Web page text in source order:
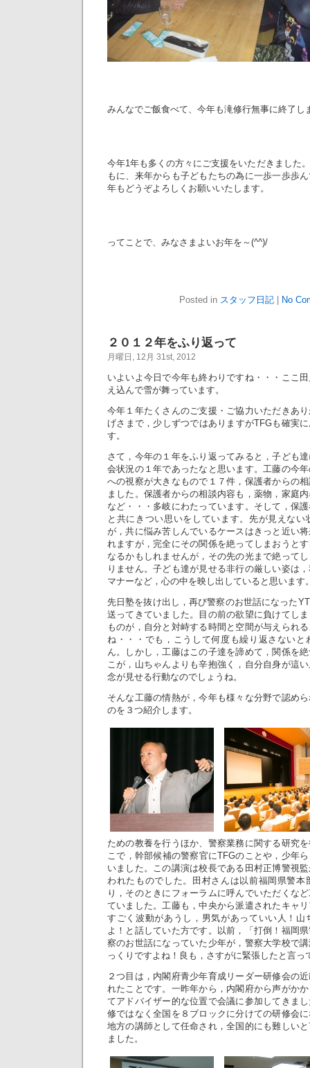
みんなでご飯食べて、今年も滝修行無事に終了
今年1年も多くの方々にご支援をいただきました
もに、来年からも子どもたちの為に一歩一歩歩
年もどうぞよろしくお願いいたします。
ってことで、みなさまよいお年を～(^^)/
Posted in スタッフ日記 No
２０１２年をふり返って
月曜日, 12月 31st, 2012
いよいよ今日で今年も終わりですね・・・ここ
え込んで雪が舞っています。
今年１年たくさんのご支援・ご協力いただきあ
げさまで，少しずつではありますがTFGも確実
す。
さて，今年の１年をふり返ってみると，子ども
会状況の１年であったなと思います。工藤の今
への視察が大きなもので１７件，保護者からの
ました。保護者からの相談内容も，薬物，家庭
など・・・多岐にわたっています。そして，保
と共にきつい思いをしています。先が見えな
が，共に悩み苦しんでいるケースはきっと近い
れますが，完全にその関係を絶ってしまおうと
なるかもしれませんが，その先の光まで絶って
りません。子ども達が見せる非行の厳しい姿は
マナーなど，心の中を映し出していると思います
先日塾を抜け出し，再び警察のお世話になった
送ってきていました。目の前の欲望に負けてし
ものが，自分と対峙する時間と空間が与えられ
ね・・・でも，こうして何度も繰り返さないと
ん。しかし，工藤はこの子達を諦めて，関係を
こが，山ちゃんよりも辛抱強く，自分自身が這
念が見せる行動なのでしょうね。
そんな工藤の情熱が，今年も様々な分野で認め
のを３つ紹介します。
ための教養を行うほか、警察業務に関する研究
こで，幹部候補の警察官にTFGのことや，少年
いました。この講演は校長である田村正博警視
われたものでした。田村さんは以前福岡県警本
り，そのときにフォーラムに呼んでいただくな
ていました。工藤も，中央から派遣されたキャ
すごく波動があうし，男気があっていい人！山
よ！と話していた方です。以前，「打倒！福岡
察のお世話になっていた少年が，警察大学校で
っくりですよね！良も，さすがに緊張したと言っ
２つ目は，内閣府青少年育成リーダー研修会の
れたことです。一昨年から，内閣府から声がか
てアドバイザー的な位置で会議に参加してきま
修ではなく全国を８ブロックに分けての研修会
地方の講師として任命され，全国的にも難しい
ました。